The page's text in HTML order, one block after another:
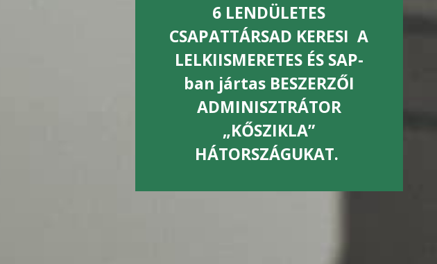
6 LENDÜLETES
CSAPATTÁRSAD KERESIA
LELKIISMERETES ÉS SAP-
ban jártas BESZERZŐI
ADMINISZTRÁTOR
„KŐSZIKLA”
HÁTORSZÁGUKAT.